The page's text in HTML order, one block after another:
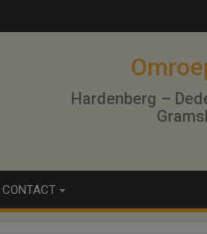
Hardenberg –
CONTACT